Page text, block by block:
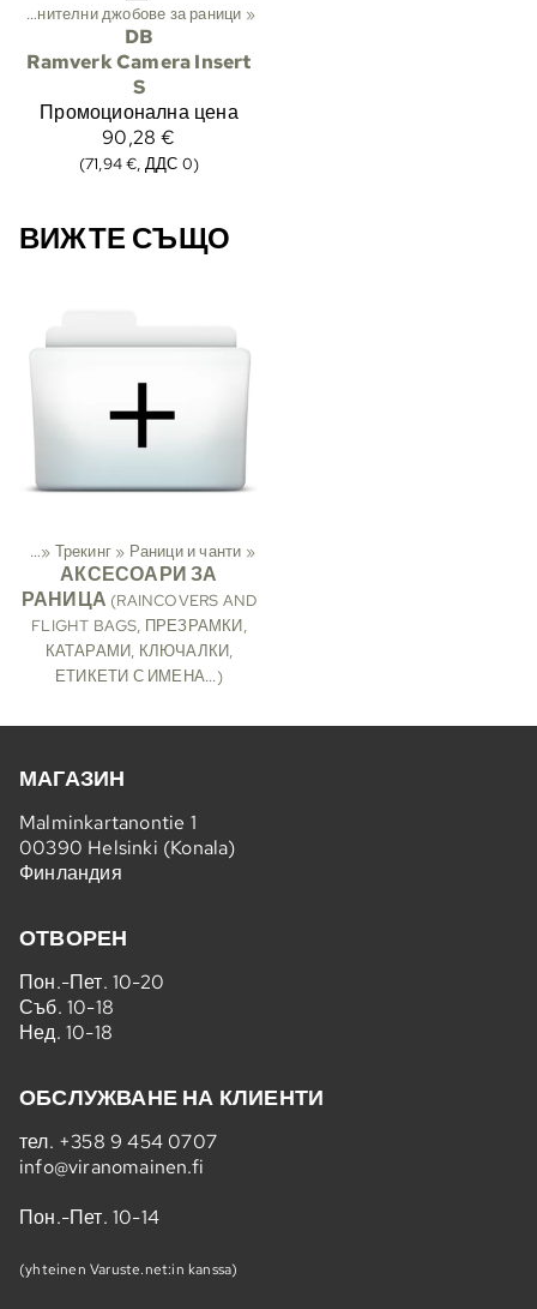
Допълнителни джобове за раници ‪»
DB
Ramverk Camera Insert
S
Промоционална цена
90,28 €
(71,94 €, ДДС 0)
ВИЖТЕ СЪЩО
‪» Трекинг ‪» Раници и чанти ‪»
АКСЕСОАРИ ЗА
РАНИЦА (RAINCOVERS AND
FLIGHT BAGS, ПРЕЗРАМКИ,
КАТАРАМИ, КЛЮЧАЛКИ,
ЕТИКЕТИ С ИМЕНА...)
МАГАЗИН
Malminkartanontie 1
00390 Helsinki (Konala)
Финландия
ОТВОРЕН
Пон.-Пет. 10-20
Съб. 10-18
Нед. 10-18
ОБСЛУЖВАНЕ НА КЛИЕНТИ
тел. +358 9 454 0707
info@viranomainen.fi
Пон.-Пет. 10-14
(yhteinen Varuste.net:in kanssa)